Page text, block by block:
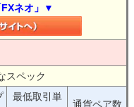
ネオ」▼
スペック
最低取引単
通貨ペア数